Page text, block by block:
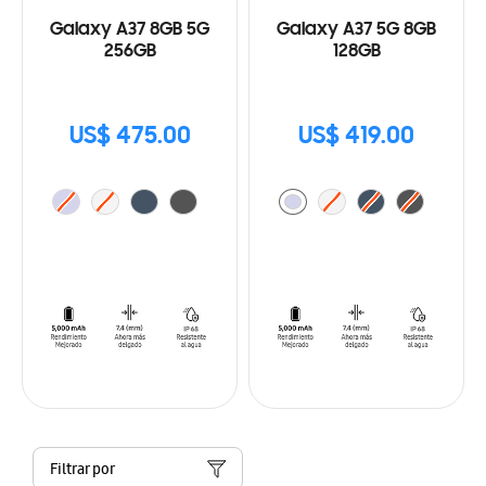
Galaxy A37 8GB 5G
256GB
US$ 475.00
Galaxy A37 5G 8GB
128GB
US$ 419.00
Filtrar por